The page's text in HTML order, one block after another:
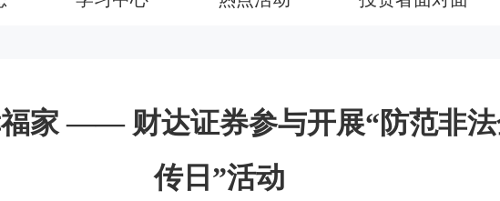
家 —— 财达证券参与开展“防范非
传日”活动